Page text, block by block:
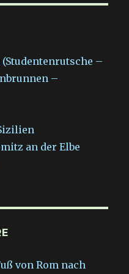
(Studentenrutsche –
–
an der Elbe
von Rom nach